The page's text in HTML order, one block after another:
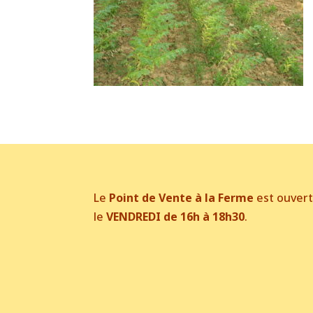
Le Point de Vente à la Ferme est ouvert
leVENDREDI de 16h à 18h30.